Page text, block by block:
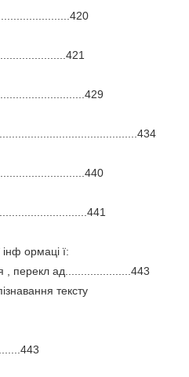
ормаці ї:
, перекл ад.....................443
тексту